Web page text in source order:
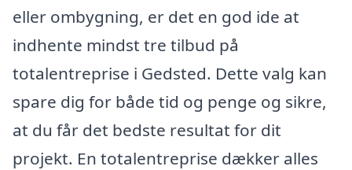
eller ombygning, er det en god ide at
indhente mindst tre tilbud på
totalentreprise i Gedsted. Dette valg kan
spare dig for både tid og penge og sikre,
at du får det bedste resultat for dit
projekt. En totalentreprise dækker alles